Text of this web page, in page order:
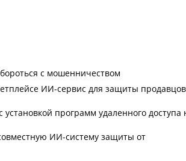
с мошенничеством
ИИ-сервис для защиты продавцов
программ удаленного доступа
ИИ-систему защиты от